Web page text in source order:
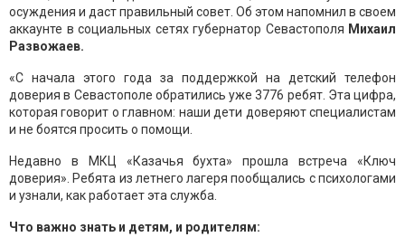
осуждения и даст правильный совет. Об этом напомнил в своем
аккаунте в социальных сетях губернатор Севастополя Михаил
Развожаев.
«С начала этого года за поддержкой на детский телефон
доверия в Севастополе обратились уже 3776 ребят. Эта цифра,
которая говорит о главном: наши дети доверяют специалистам
и не боятся просить о помощи.
Недавно в МКЦ «Казачья бухта» прошла встреча «Ключ
доверия». Ребята из летнего лагеря пообщались с психологами
и узнали, как работает эта служба.
Что важно знать и детям, и родителям: